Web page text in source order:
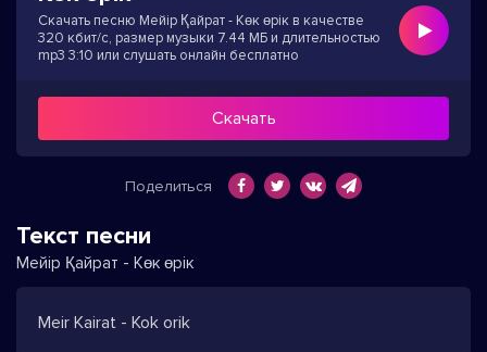
Скачать песню Мейір Қайрат - Көк өрік в качестве
320 кбит/с, размер музыки 7.44 МБ и длительностью
mp3 3:10 или слушать онлайн бесплатно
Скачать
Поделиться
Текст песни
Мейір Қайрат - Көк өрік
Meir Kairat - Kok orik